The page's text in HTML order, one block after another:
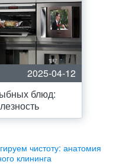
2025-04-12
блюд:
чистоту: анатомия
клининга